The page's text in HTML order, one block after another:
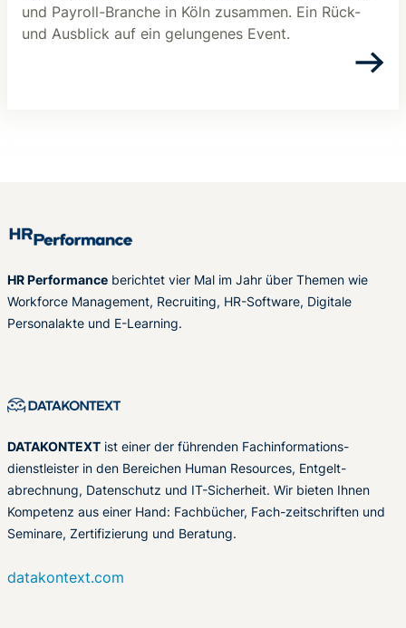
und Payroll-Branche in Köln zusammen. Ein Rück-
und Ausblick auf ein gelungenes Event.
HR Performance berichtet vier Mal im Jahr über Themen wie
Workforce Management, Recruiting, HR-Software, Digitale
Personalakte und E-Learning.
DATAKONTEXT ist einer der führenden Fachinformations-
dienstleister in den Bereichen Human Resources, Entgelt-
abrechnung, Datenschutz und IT-Sicherheit. Wir bieten Ihnen
Kompetenz aus einer Hand: Fachbücher, Fach-zeitschriften und
Seminare, Zertifizierung und Beratung.
datakontext.com